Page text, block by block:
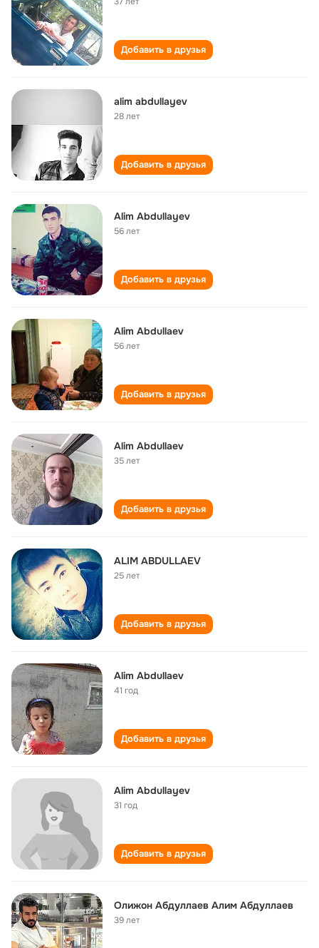
Добавить в друзья
alim abdullayev
28 лет
Добавить в друзья
Alim Abdullayev
56 лет
Добавить в друзья
Alim Abdullaev
56 лет
Добавить в друзья
Alim Abdullaev
35 лет
Добавить в друзья
ALIM ABDULLAEV
25 лет
Добавить в друзья
Alim Abdullaev
41 год
Добавить в друзья
Alim Abdullayev
31 год
Добавить в друзья
Олижон Абдуллаев Алим Абдуллаев
39 лет